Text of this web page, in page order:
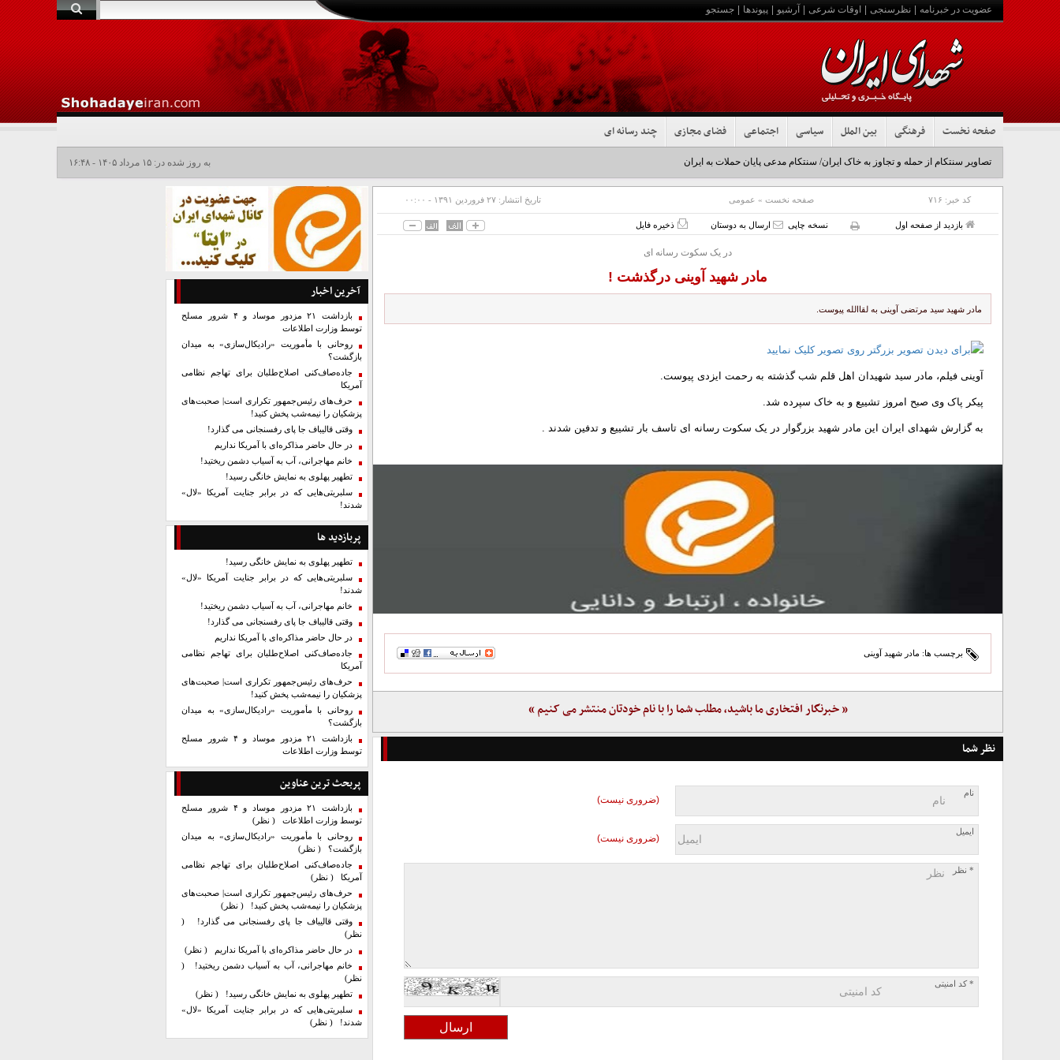
عضویت در خبرنامه نظرسنجی اوقات شرعی آرشیو پیوندها جستجو
صفحه نخست فرهنگی بین الملل سیاسی اجتماعی فضای مجازی چند رسانه ای
تصاویر سنتکام از حمله و تجاوز به خاک ایران/ سنتکام مدعی پایان حملات به ایران شد+فیلم به روز شده در: ۱۵ مرداد ۱۴۰۵ - ۱۶:۴۸
کد خبر: ۷۱۶ صفحه نخست » عمومی تاریخ انتشار: ۲۷ فروردين ۱۳۹۱ - ۰۰:۰۰
بازدید از صفحه اول نسخه چاپی ارسال به دوستان ذخیره فایل
در یک سکوت رسانه ای
مادر شهید آوینی درگذشت !
مادر شهید سید مرتضی آوینی به لقاالله پیوست.
آوینی فیلم، مادر سید شهیدان اهل قلم شب گذشته به رحمت ایزدی پیوست.
پیکر پاک وی صبح امروز تشییع و به خاک سپرده شد.
به گزارش شهدای ایران این مادر شهید بزرگوار در یک سکوت رسانه ای تاسف بار تشییع و تدفین شدند .
برچسب ها: مادر شهید آوینی
« خبرنگار افتخاری ما باشید، مطلب شما را با نام خودتان منتشر می کنیم »
نظر شما
نام
(ضروری نیست)
ایمیل
(ضروری نیست)
* نظر
* کد امنیتی
آخرین اخبار
بازداشت ۲۱ مزدور موساد و ۴ شرور مسلح
توسط وزارت اطلاعات
روحانی با مأموریت «رادیکال‌سازی» به میدان
بازگشت؟
جاده‌صاف‌کنی اصلاح‌طلبان برای تهاجم نظامی
آمریکا
حرف‌های رئیس‌جمهور تکراری است| صحبت‌های
پزشکیان را نیمه‌شب پخش کنید!
وقتی قالیباف جا پای رفسنجانی می گذارد!
در حال حاضر مذاکره‌ای با آمریکا نداریم
خانم مهاجرانی، آب به آسیاب دشمن ریختید!
تطهیر پهلوی به نمایش خانگی رسید!
سلبریتی‌هایی که در برابر جنایت آمریکا «لال»
شدند!
پربازدید ها
تطهیر پهلوی به نمایش خانگی رسید!
سلبریتی‌هایی که در برابر جنایت آمریکا «لال»
شدند!
خانم مهاجرانی، آب به آسیاب دشمن ریختید!
وقتی قالیباف جا پای رفسنجانی می گذارد!
در حال حاضر مذاکره‌ای با آمریکا نداریم
جاده‌صاف‌کنی اصلاح‌طلبان برای تهاجم نظامی
آمریکا
حرف‌های رئیس‌جمهور تکراری است| صحبت‌های
پزشکیان را نیمه‌شب پخش کنید!
روحانی با مأموریت «رادیکال‌سازی» به میدان
بازگشت؟
بازداشت ۲۱ مزدور موساد و ۴ شرور مسلح
توسط وزارت اطلاعات
پربحث ترین عناوین
بازداشت ۲۱ مزدور موساد و ۴ شرور مسلح
توسط وزارت اطلاعات ( نظر)
روحانی با مأموریت «رادیکال‌سازی» به میدان
بازگشت؟ ( نظر)
جاده‌صاف‌کنی اصلاح‌طلبان برای تهاجم نظامی
آمریکا ( نظر)
حرف‌های رئیس‌جمهور تکراری است| صحبت‌های
پزشکیان را نیمه‌شب پخش کنید! ( نظر)
وقتی قالیباف جا پای رفسنجانی می گذارد! (
نظر)
در حال حاضر مذاکره‌ای با آمریکا نداریم ( نظر)
خانم مهاجرانی، آب به آسیاب دشمن ریختید! (
نظر)
تطهیر پهلوی به نمایش خانگی رسید! ( نظر)
سلبریتی‌هایی که در برابر جنایت آمریکا «لال»
شدند! ( نظر)